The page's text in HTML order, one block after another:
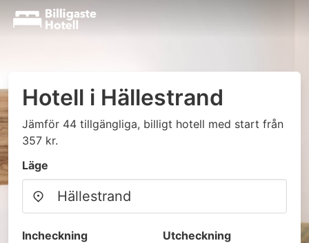
Hotell i Hällestrand
Jämför 44 tillgängliga, billigt hotell med start från
357 kr.
Läge
Incheckning Utcheckning